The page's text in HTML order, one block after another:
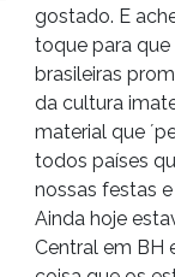
gostado. E
toque para que
brasileiras
da cultura
material que
todos países
nossas festas
Ainda hoje
Central em BH